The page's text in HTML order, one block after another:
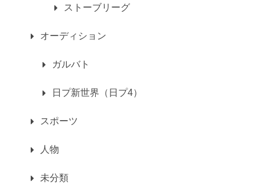
ストーブリーグ
オーディション
ガルバト
日プ新世界（日プ4）
スポーツ
人物
未分類